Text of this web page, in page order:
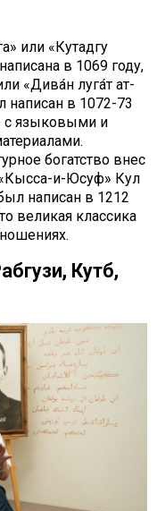
или «Кутадгу
в 1069 году,
«Дива́н луга́т ат-
в 1072-73
с языковыми и
богатство внес
«Кысса-и-Юсуф» Кул
написан в 1212
великая классика
Кутб,